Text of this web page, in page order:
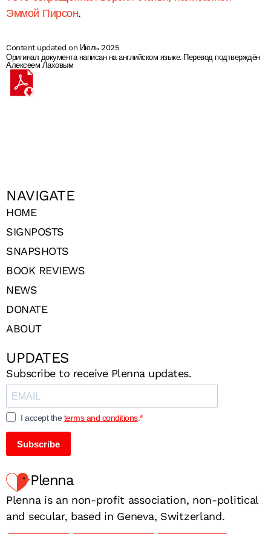
Эммой Пирсон.
Content updated on Июль 2025
Оригинал документа написан на английском языке. Перевод подтверждён
Алексеем Лаховым
NAVIGATE
HOME
SIGNPOSTS
SNAPSHOTS
BOOK REVIEWS
NEWS
DONATE
ABOUT
UPDATES
Subscribe to receive Plenna updates.
I accept theterms and conditions.
Subscribe
Plenna
Plenna is an non-profit association, non-political
and secular, based in Geneva, Switzerland.